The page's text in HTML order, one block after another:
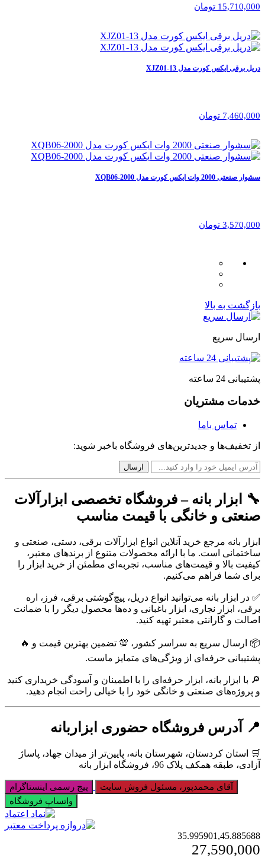
15,710,000 تومان
دریل برقی ایکس کورت مدل XJZ01-13
7,460,000 تومان
سشوار صنعتی 2000 وات ایکس کورت مدل XQB06-2000
3,570,000 تومان
بازگشت به بالا
ارسال سریع
پشتیبانی 24 ساعته
خدمات مشتریان
تماس باما
از تخفیف‌ها و جدیدترین‌های فروشگاه باخبر شوید:
🔧 ابزار بانه – فروشگاه تخصصی ابزارآلات
صنعتی و خانگی با قیمت مناسب
ابزار بانه مرجع خرید آنلاین انواع ابزارآلات برقی، دستی، صنعتی و
ساختمانی است. ما با ارائه محصولات متنوع از برندهای معتبر،
کیفیت بالا و قیمت‌های مناسب، تجربه‌ای مطمئن از خرید ابزار را
برای شما فراهم می‌کنیم.
✅ در ابزار بانه می‌توانید انواع دریل، پیچ‌گوشتی برقی، فرز، اره
برقی، ابزار نجاری، ابزار باغبانی و ده‌ها محصول دیگر را با ضمانت
اصالت و گارانتی معتبر تهیه کنید.
📦 ارسال سریع به سراسر کشور، 💯 تضمین بهترین قیمت و 🔥
پشتیبانی حرفه‌ای از ویژگی‌های متمایز ماست.
🔎 با ابزار بانه، ابزار حرفه‌ای را با اطمینان و آسودگی خریداری کنید
و پروژه‌های صنعتی و خانگی خود را با خیالی راحت انجام دهید.
📍 آدرس فروشگاه حضوری ابزاربانه
🛒 استان کردستان، شهرستان بانه، پایین‌تر از میدان جهاد، پاساژ
آزادی، طبقه همکف پلاک 96، فروشگاه ابزار بانه
آقای محمدپور، مسئول فروش سایت
پیج رسمی اینستاگرام
واتساپ فروشگاه
35.995901,45.885688
27,590,000